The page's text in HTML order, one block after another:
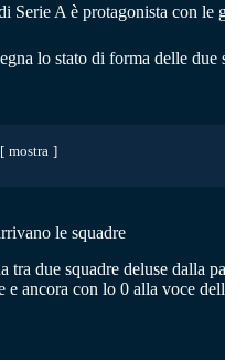
Serie A è protagonista con
lo stato di forma delle due
mostra
le squadre
due squadre deluse dalla
e ancora con lo 0 alla voce